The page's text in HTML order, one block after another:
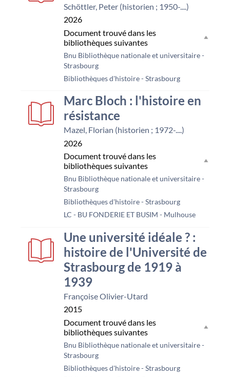
Schöttler, Peter (historien ; 1950-....)
2026
Document trouvé dans les
bibliothèques suivantes
Bnu Bibliothèque nationale et universitaire -
Strasbourg
Bibliothèques d'histoire - Strasbourg
Marc Bloch : l'histoire en
résistance
Mazel, Florian (historien ; 1972-....)
2026
Document trouvé dans les
bibliothèques suivantes
Bnu Bibliothèque nationale et universitaire -
Strasbourg
Bibliothèques d'histoire - Strasbourg
LC - BU FONDERIE ET BUSIM - Mulhouse
Une université idéale ? :
histoire de l'Université de
Strasbourg de 1919 à
1939
Françoise Olivier-Utard
2015
Document trouvé dans les
bibliothèques suivantes
Bnu Bibliothèque nationale et universitaire -
Strasbourg
Bibliothèques d'histoire - Strasbourg